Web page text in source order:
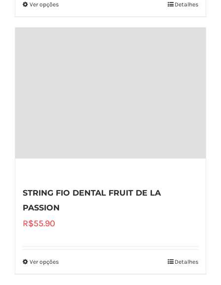
Ver opções Detalhes
STRING FIO DENTAL FRUIT DE LA
PASSION
R$55.90
Ver opções Detalhes